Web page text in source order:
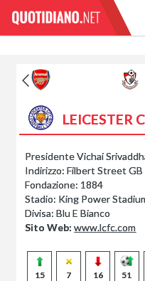
LEICESTER
Presidente Vichai
Indirizzo: Filbert Street GB
Fondazione: 1884
Stadio: King Power
Divisa: Blu E Bianco
Sito Web: www.lcfc.com
15 7 16 51